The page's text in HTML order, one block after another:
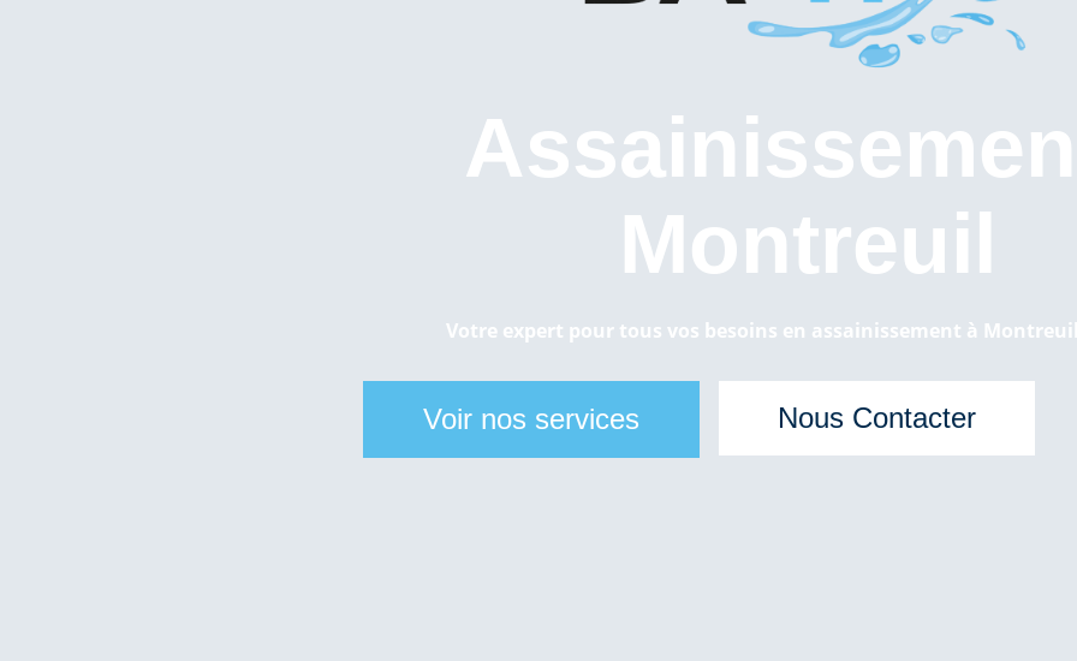
Montreuil
Votre expert pour tous vos besoins en assainissement à
Voir nos services Nous Contacter